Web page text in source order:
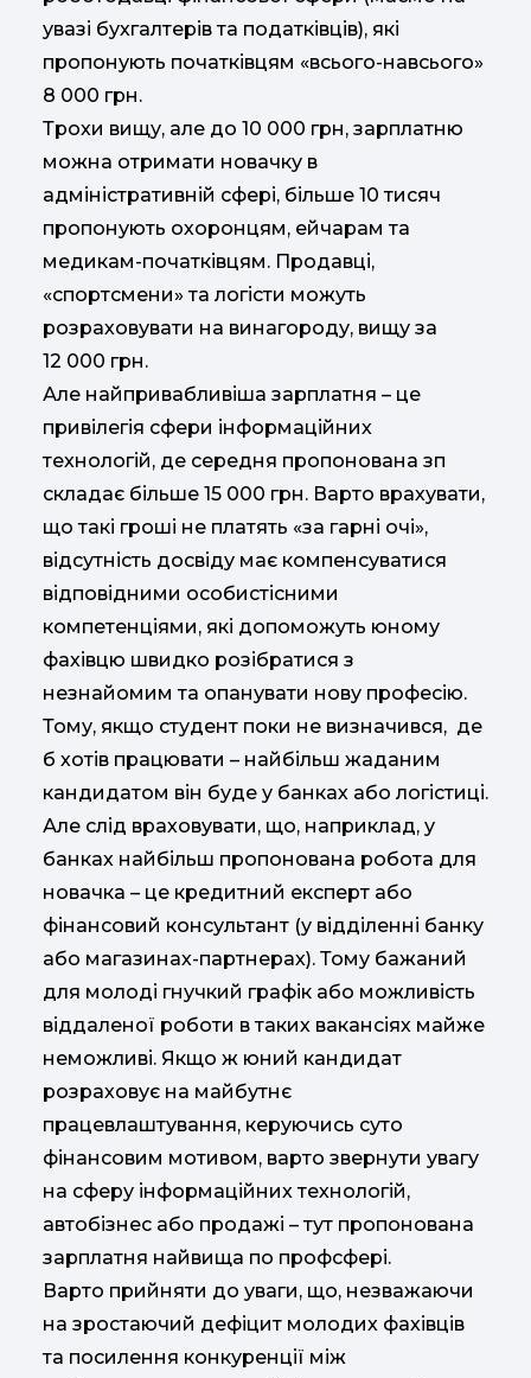
увазі бухгалтерів та податківців), які
пропонують початківцям «всього-навсього»
8 000 грн.
Трохи вищу, але до 10 000 грн, зарплатню
можна отримати новачку в
адміністративній сфері, більше 10 тисяч
пропонують охоронцям, ейчарам та
медикам-початківцям. Продавці,
«спортсмени» та логісти можуть
розраховувати на винагороду, вищу за
12 000 грн.
Але найпривабливіша зарплатня – це
привілегія сфери інформаційних
технологій, де середня пропонована зп
складає більше 15 000 грн. Варто врахувати,
що такі гроші не платять «за гарні очі»,
відсутність досвіду має компенсуватися
відповідними особистісними
компетенціями, які допоможуть юному
фахівцю швидко розібратися з
незнайомим та опанувати нову професію.
Тому, якщо студент поки не визначився, де
б хотів працювати – найбільш жаданим
кандидатом він буде у банках або логістиці.
Але слід враховувати, що, наприклад, у
банках найбільш пропонована робота для
новачка – це кредитний експерт або
фінансовий консультант (у відділенні банку
або магазинах-партнерах). Тому бажаний
для молоді гнучкий графік або можливість
віддаленої роботи в таких вакансіях майже
неможливі. Якщо ж юний кандидат
розраховує на майбутнє
працевлаштування, керуючись суто
фінансовим мотивом, варто звернути увагу
на сферу інформаційних технологій,
автобізнес або продажі – тут пропонована
зарплатня найвища по профсфері.
Варто прийняти до уваги, що, незважаючи
на зростаючий дефіцит молодих фахівців
та посилення конкуренції між